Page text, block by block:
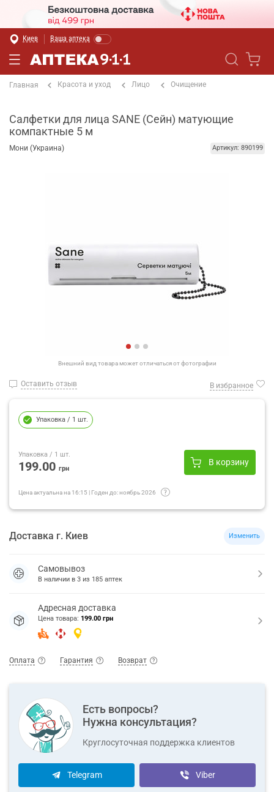
Киев Ваша аптека
Главная Красота и уход Лицо Очищение
Салфетки для лица SANE (Сейн) матующие
компактные 5 м
Мони (Украина) Артикул: 890199
Внешний вид товара может отличаться от фотографии
Оставить отзыв В избранное
Упаковка / 1 шт.
Упаковка / 1 шт.
199.00 грн
В корзину
Цена актуальна на 16:15 | Годен до:ноябрь 2026
Доставка г. Киев Изменить
Самовывоз
В наличии в 3 из 185 аптек
Адресная доставка
Цена товара: 199.00 грн
Оплата Гарантия Возврат
Есть вопросы?
Нужна консультация?
Круглосуточная поддержка клиентов
Telegram Viber